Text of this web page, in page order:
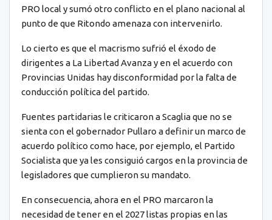
PRO local y sumó otro conflicto en el plano nacional al
punto de que Ritondo amenaza con intervenirlo.
Lo cierto es que el macrismo sufrió el éxodo de
dirigentes a La Libertad Avanza y en el acuerdo con
Provincias Unidas hay disconformidad por la falta de
conducción política del partido.
Fuentes partidarias le criticaron a Scaglia que no se
sienta con el gobernador Pullaro a definir un marco de
acuerdo político como hace, por ejemplo, el Partido
Socialista que ya les consiguió cargos en la provincia de
legisladores que cumplieron su mandato.
En consecuencia, ahora en el PRO marcaron la
necesidad de tener en el 2027 listas propias en las